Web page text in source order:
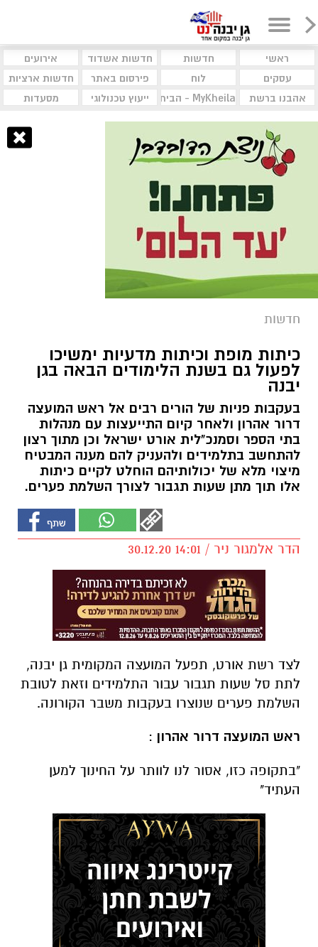
ראשי חדשות חדשות אשדוד
אירועים
עסקים
לוח פירסום באתר
חדשות ארציות
אהבנו ברשת
MyKheila - הבית לעסקים וקהילות ייעוץ טכנולוגי מסעדות
חדשות
כיתות מופת וכיתות מדעיות ימשיכו
לפעול גם בשנת הלימודים הבאה בגן
יבנה
בעקבות פניות של הורים רבים אל ראש המועצה
דרור אהרון ולאחר קיום התייעצות עם מנהלות
בתי הספר וסמנכ"לית אורט ישראל וכן מתוך רצון
להתחשב בתלמידים ולהעניק להם מענה המבטיח
מיצוי מלא של יכולותיהם הוחלט לקיים כיתות
אלו תוך מתן שעות תגבור לצורך השלמת פערים.
הדר אלמגור ניר / 14:01 30.12.20
לצד רשת אורט, תפעל המועצה המקומית גן יבנה,
לתת סל שעות תגבור עבור התלמידים וזאת לטובת
השלמת פערים שנוצרו בעקבות משבר הקורונה.
ראש המועצה דרור אהרון :
"בתקופה כזו, אסור לנו לוותר על החינוך למען
העתיד"